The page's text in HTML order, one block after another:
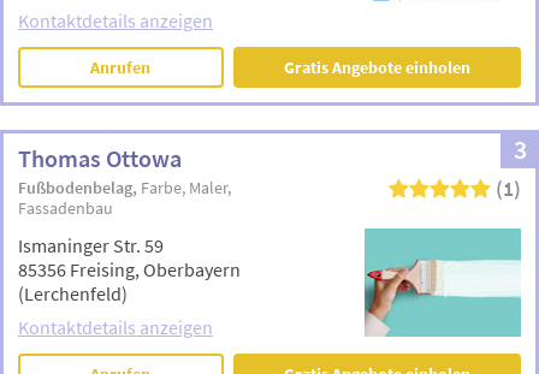
Kontaktdetails anzeigen
Anrufen Gratis Angebote einholen
3
Thomas Ottowa
Fußbodenbelag Farbe Maler
Fassadenbau
(1)
Ismaninger Str. 59
85356 Freising, Oberbayern
(Lerchenfeld)
Kontaktdetails anzeigen